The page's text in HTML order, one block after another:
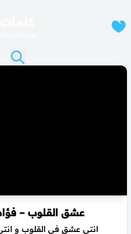
عشق القلوب –
انتي عشقٍ في القلوب و